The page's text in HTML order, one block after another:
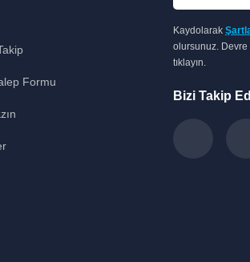
Formu
Kaydolarak
olursunuz. Devre
tıklayın.
Bizi Takip